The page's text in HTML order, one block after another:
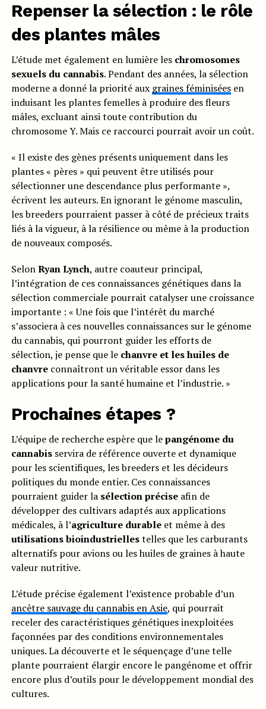
Repenser la sélection : le rôle
des plantes mâles
L’étude met également en lumière les chromosomes
sexuels du cannabis. Pendant des années, la sélection
moderne a donné la priorité aux graines féminiséesen
induisant les plantes femelles à produire des fleurs
mâles, excluant ainsi toute contribution du
chromosome Y. Mais ce raccourci pourrait avoir un coût.
« Il existe des gènes présents uniquement dans les
plantes « pères » qui peuvent être utilisés pour
sélectionner une descendance plus performante »,
écrivent les auteurs. En ignorant le génome masculin,
les breeders pourraient passer à côté de précieux traits
liés à la vigueur, à la résilience ou même à la production
de nouveaux composés.
SelonRyan Lynch, autre coauteur principal,
l’intégration de ces connaissances génétiques dans la
sélection commerciale pourrait catalyser une croissance
importante : « Une fois que l’intérêt du marché
s’associera à ces nouvelles connaissances sur le génome
du cannabis, qui pourront guider les efforts de
sélection, je pense que le chanvre et les huiles de
chanvreconnaîtront un véritable essor dans les
applications pour la santé humaine et l’industrie. »
Prochaines étapes ?
L’équipe de recherche espère que lepangénome du
cannabisservira de référence ouverte et dynamique
pour les scientifiques, les breeders et les décideurs
politiques du monde entier. Ces connaissances
pourraient guider la sélection préciseafin de
développer des cultivars adaptés aux applications
médicales, à l’agriculture durableet même à des
utilisations bioindustriellestelles que les carburants
alternatifs pour avions ou les huiles de graines à haute
valeur nutritive.
L’étude précise également l’existence probable d’un
ancêtre sauvage du cannabis en Asie, qui pourrait
receler des caractéristiques génétiques inexploitées
façonnées par des conditions environnementales
uniques. La découverte et le séquençage d’une telle
plante pourraient élargir encore le pangénome et offrir
encore plus d’outils pour le développement mondial des
cultures.